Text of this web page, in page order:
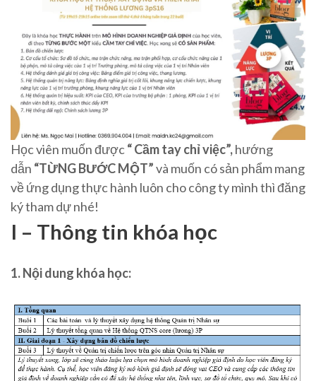
Học viên muốn được“ Cầm tay chỉ việc”,hướng
dẫn “TỪNG BƯỚC MỘT”và muốn có sản phẩm mang
về ứng dụng thực hành luôn cho công ty mình thì đăng
ký tham dự nhé!
I – Thông tin khóa học
1. Nội dung khóa học: